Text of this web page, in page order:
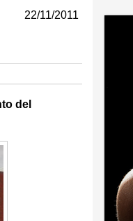
22/11/2011
del